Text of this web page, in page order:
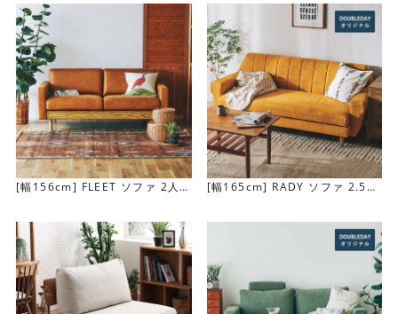
中材にはウレタンフォームを使用しています。安定感があ
ります。
[幅156cm] FLEET ソファ 2人
[幅165cm] RADY ソファ 2.5人